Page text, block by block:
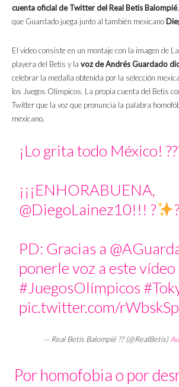
cuenta oficial de Twitter del Real Betis Balompié
que Guardado juega junto al también mexicano
El video consiste en un montaje con la imagen de
playera del Betis y la voz de Andrés Guardado
celebrar la medalla obtenida por la selección
los Juegos Olímpicos. La propia cuenta del Betis
Twitter que la voz que pronuncia la palabra
mexicano.
¡Lo grita todo México!
¡¡¡ENHORABUENA,
@DiegoLainez10!!! ? ?
PD: Gracias a
ponerle voz a este vídeo
#JuegosOlímpicos
pic.twitter.com/
— Real Betis Balompié ?? (@RealBetis)
Por homofobia o por